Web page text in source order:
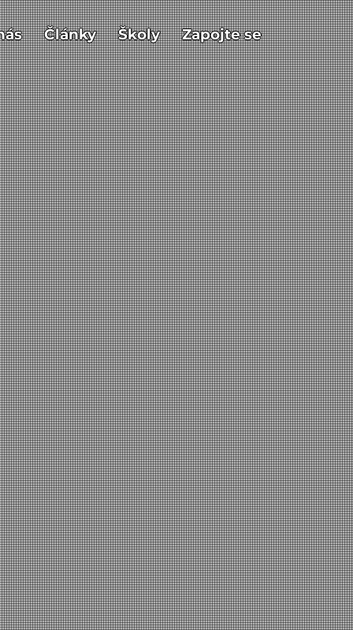
Články Školy Zapojte se